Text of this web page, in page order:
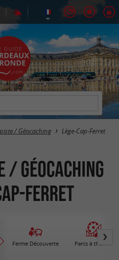
/ Géocaching Lège-Cap-Ferret
/ Géocaching
Ferret
Ferme Découverte Parcs à thèmes